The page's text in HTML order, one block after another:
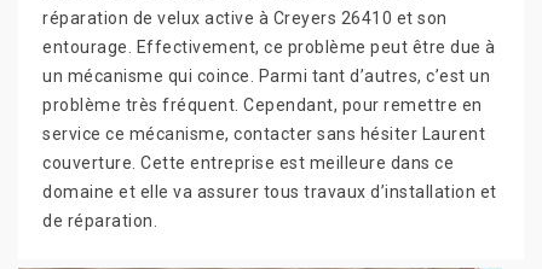
réparation de velux active à Creyers 26410 et son
entourage. Effectivement, ce problème peut être due à
un mécanisme qui coince. Parmi tant d’autres, c’est un
problème très fréquent. Cependant, pour remettre en
service ce mécanisme, contacter sans hésiter Laurent
couverture. Cette entreprise est meilleure dans ce
domaine et elle va assurer tous travaux d’installation et
de réparation.